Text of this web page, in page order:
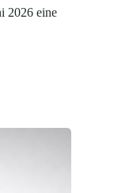
2026 eine